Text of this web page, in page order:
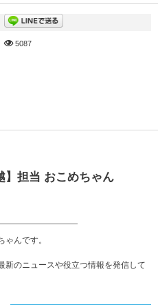
5087
】担当 おこめちゃん
んです。
新のニュースや役立つ情報を発信して